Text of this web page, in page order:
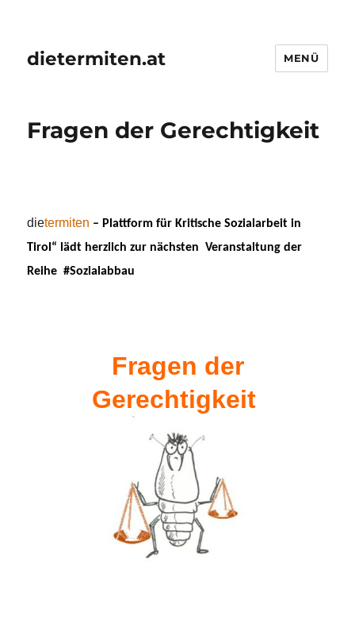
dietermiten.at MENÜ
Fragen der Gerechtigkeit
dietermiten – Plattform für Kritische Sozialarbeit in
Tirol“ lädt herzlich zur nächsten Veranstaltungder
Reihe#Sozialabbau
Fragen der
Gerechtigkeit